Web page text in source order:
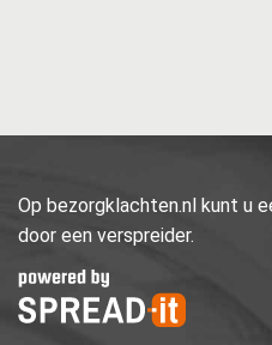
Op bezorgklachten.nl kunt u
door een verspreider.